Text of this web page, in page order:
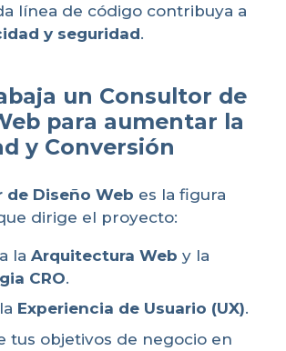
línea de código contribuya a
y seguridad.
un Consultor de
para aumentar la
y Conversión
de Diseño Web es la figura
dirige el proyecto:
la Arquitectura Web y la
CRO.
Experiencia de Usuario (UX).
tus objetivos de negocio en